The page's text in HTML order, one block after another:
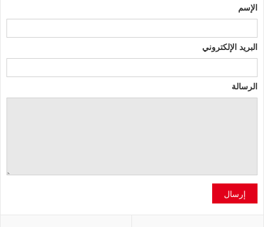
الإسم
البريد الإلكتروني
الرسالة
إرسال